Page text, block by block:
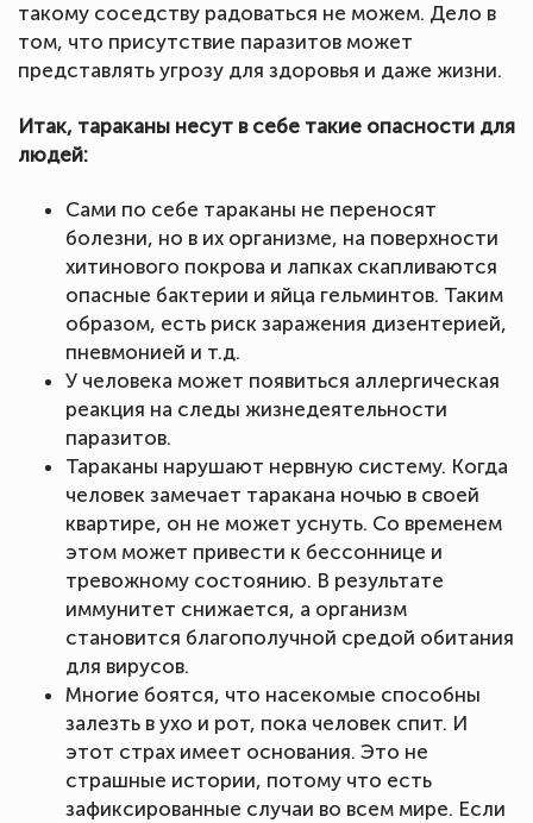
такому соседству радоваться не можем. Дело в
том, что присутствие паразитов может
представлять угрозу для здоровья и даже жизни.
Итак, тараканы несут в себе такие опасности для
людей:
Сами по себе тараканы не переносят
болезни, но в их организме, на поверхности
хитинового покрова и лапках скапливаются
опасные бактерии и яйца гельминтов. Таким
образом, есть риск заражения дизентерией,
пневмонией и т.д.
У человека может появиться аллергическая
реакция на следы жизнедеятельности
паразитов.
Тараканы нарушают нервную систему. Когда
человек замечает таракана ночью в своей
квартире, он не может уснуть. Со временем
этом может привести к бессоннице и
тревожному состоянию. В результате
иммунитет снижается, а организм
становится благополучной средой обитания
для вирусов.
Многие боятся, что насекомые способны
залезть в ухо и рот, пока человек спит. И
этот страх имеет основания. Это не
страшные истории, потому что есть
зафиксированные случаи во всем мире. Если